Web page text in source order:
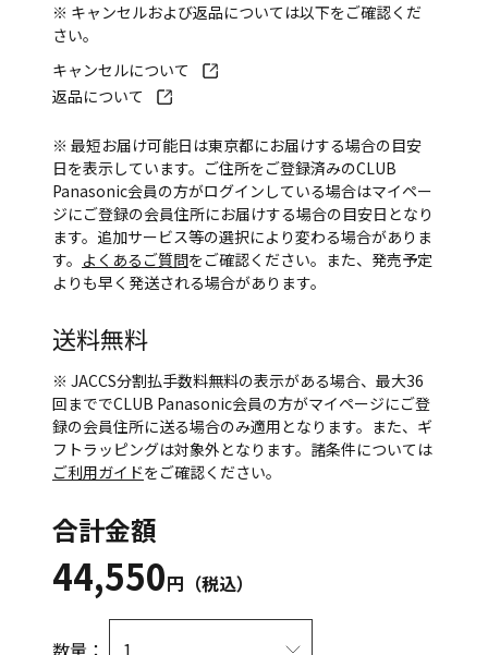
※ キャンセルおよび返品については以下をご確認くだ
さい。
キャンセルについて
返品について
※ 最短お届け可能日は東京都にお届けする場合の目安
日を表示しています。ご住所をご登録済みのCLUB
Panasonic会員の方がログインしている場合はマイペー
ジにご登録の会員住所にお届けする場合の目安日となり
ます。追加サービス等の選択により変わる場合がありま
す。 よくあるご質問をご確認ください。また、発売予定
よりも早く発送される場合があります。
送料無料
※ JACCS分割払手数料無料の表示がある場合、最大36
回まででCLUB Panasonic会員の方がマイページにご登
録の会員住所に送る場合のみ適用となります。また、ギ
フトラッピングは対象外となります。諸条件については
ご利用ガイドをご確認ください。
合計金額
44,550円（税込）
数量：